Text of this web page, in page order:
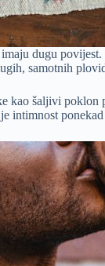
dugu
samotnih
kao šaljivi
intimnost